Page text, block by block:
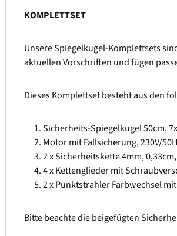
KOMPLETTSET
Unsere Spiegelkugel-Komplettsets
aktuellen Vorschriften und fügen
Dieses Komplettset besteht aus den
Sicherheits-Spiegelkugel 50cm,
Motor mit Fallsicherung, 230V/
2 x Sicherheitskette 4mm,
4 x Kettenglieder mit
2 x Punktstrahler Farbwechsel
Bitte beachte die beigefügten